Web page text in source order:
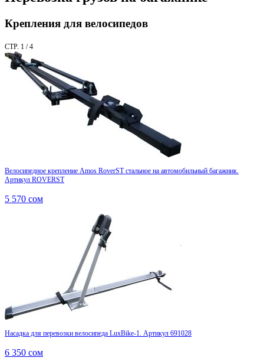
Крепления для велосипедов
СТР. 1 / 4
Велосипедное крепление Amos RoverST стальное на автомобильный багажник.
Артикул ROVERST
5 570 сом
Насадка для перевозки велосипеда LuxBike-1. Артикул 691028
6 350 сом